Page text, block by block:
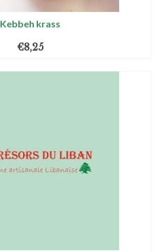
Kebbeh krass
€8,25